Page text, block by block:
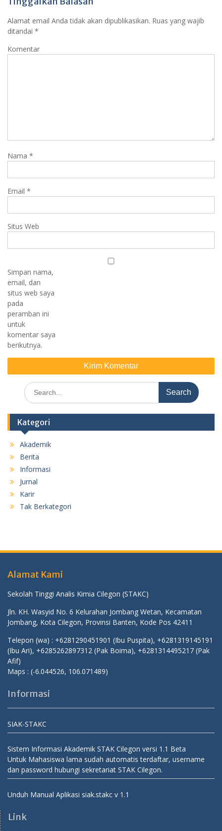
Alamat email Anda tidak akan dipublikasikan. Ruas yang wajib
ditandai *
Komentar
Nama *
Email *
Situs Web
Simpan nama,
email, dan
situs web saya
pada
peramban ini
untuk
komentar saya
berikutnya.
Search
for:
Kategori
Akademik
Berita
Informasi
Jurnal
Karir
Tak Berkategori
Alamat Kami
Sekolah Tinggi Analis Kimia Cilegon (STAKC)
Jln. KH. Wasyid No. 6 Kelurahan Jombang Wetan, Kecamatan
Jombang, Kota Cilegon, Provinsi Banten, Kode Pos 42411
Telepon (wa) : +6281290451901 (Ibu Puspita), +6281319145191
(Ibu Ari), +6285262897312 (Pak Boima), +6281314495217 (Pak
Afif)
Maps : (-6.044526, 106.071489)
Informasi
SIAK-STAKC
Sistem Informasi Akademik STAK Cilegon versi 1.1 Beta
Untuk Mahasiswa lama sudah automatis terdaftar, username
dan password hubungi sekretariat STAK Cilegon.
Unduh Manual Aplikasi siak.stakc v 1.1
Link